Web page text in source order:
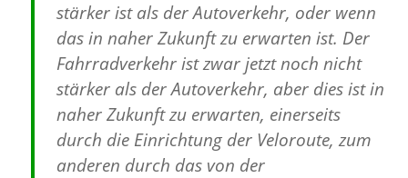
stärker ist als der Autoverkehr, oder wenn
das in naher Zukunft zu erwarten ist. Der
Fahrradverkehr ist zwar jetzt noch nicht
stärker als der Autoverkehr, aber dies ist in
naher Zukunft zu erwarten, einerseits
durch die Einrichtung der Veloroute, zum
anderen durch das von der